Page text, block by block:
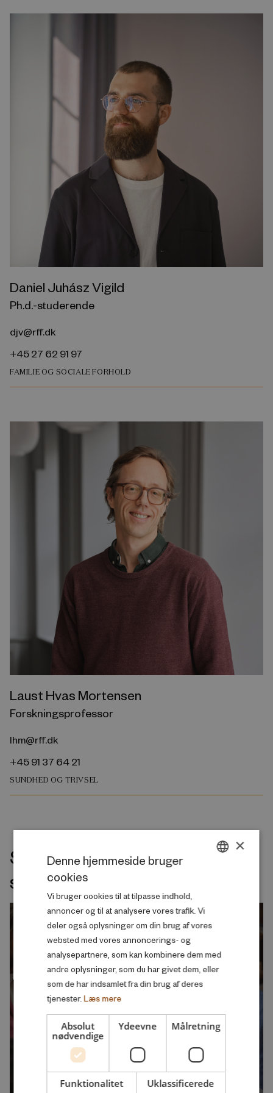
Daniel Juhász Vigild
Ph.d.-studerende
djv@rff.dk
+45 27 62 91 97
FAMILIE OG SOCIALE FORHOLD
Laust Hvas Mortensen
Forskningsprofessor
lhm@rff.dk
+45 91 37 64 21
SUNDHED OG TRIVSEL
Seneste udgivelser indenfor
samme velfærdsemne
×
Denne hjemmeside bruger
cookies
Vi bruger cookies til at tilpasse indhold,
annoncer og til at analysere vores trafik. Vi
deler også oplysninger om din brug af vores
websted med vores annoncerings- og
analysepartnere, som kan kombinere dem med
andre oplysninger, som du har givet dem, eller
som de har indsamlet fra din brug af deres
tjenester. Læs mere
Absolut
nødvendige
Ydeevne Målretning
Funktionalitet Uklassificerede